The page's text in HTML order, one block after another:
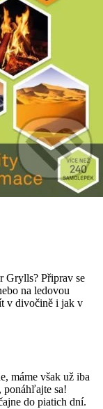
Grylls? Připrav se
na ledovou
v divočině i jak v
máme však už iba
ponáhľajte sa!
do piatich dní.